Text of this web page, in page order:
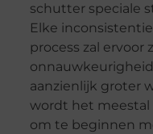
schutter speciale
Elke
process zal ervoor
aanzienlijk groter
wordt het meestal
om te beginnen